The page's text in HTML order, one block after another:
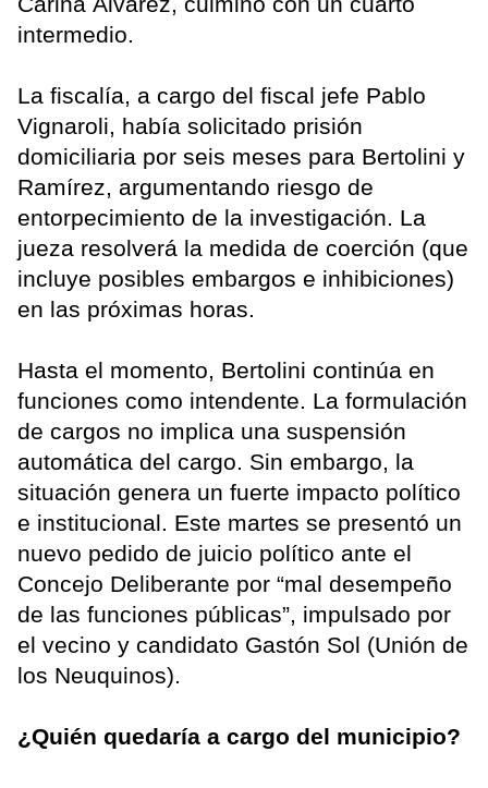
intermedio.
La fiscalía, a cargo del fiscal jefe Pablo
Vignaroli, había solicitado prisión
domiciliaria por seis meses para Bertolini y
Ramírez, argumentando riesgo de
entorpecimiento de la investigación. La
jueza resolverá la medida de coerción (que
incluye posibles embargos e inhibiciones)
en las próximas horas.
Hasta el momento, Bertolini continúa en
funciones como intendente. La formulación
de cargos no implica una suspensión
automática del cargo. Sin embargo, la
situación genera un fuerte impacto político
e institucional. Este martes se presentó un
nuevo pedido de juicio político ante el
Concejo Deliberante por “mal desempeño
de las funciones públicas”, impulsado por
el vecino y candidato Gastón Sol (Unión de
los Neuquinos).
¿Quién quedaría a cargo del municipio?